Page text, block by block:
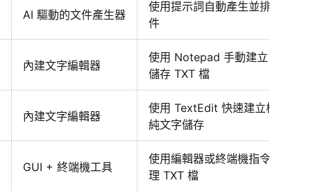
AI 驅動的文件產生器
使用提示詞自動產生並排版完整文
件
內建文字編輯器
使用 Notepad 手動建立、編輯並
儲存 TXT 檔
內建文字編輯器
使用 TextEdit 快速建立檔案並以
純文字儲存
GUI + 終端機工具
使用編輯器或終端機指令建立並管
理 TXT 檔